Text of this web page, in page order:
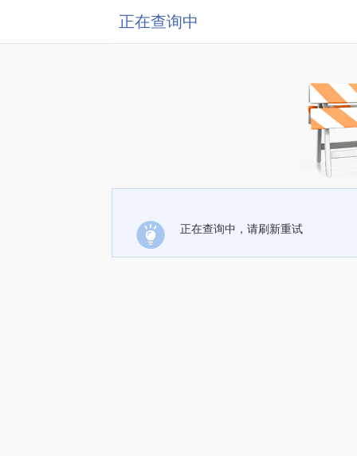
正在查询中
正在查询中，请刷新重试